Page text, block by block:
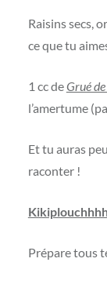
Raisins secs,
ce que tu
1 cc deGrué
l’amertume
Et tu auras
raconter !
Prépare tous